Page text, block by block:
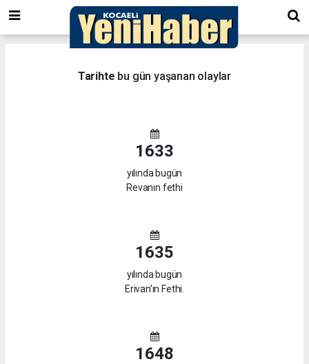
Tarihte bu gün yaşanan olaylar
1633
yılında bugün
Revanın fethi
1635
yılında bugün
Erivan’ın Fethi.
1648